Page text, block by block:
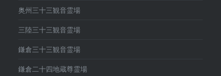
奥州三十三観音霊場
三陸三十三観音霊場
鎌倉三十三観音霊場
鎌倉二十四地蔵尊霊場